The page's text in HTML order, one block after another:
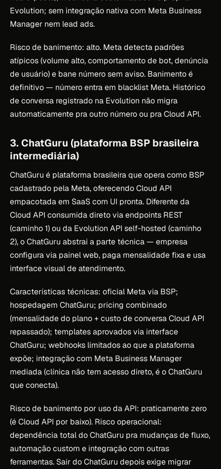
Evolution; sem integração nativa com Meta Business
Manager nem lead ads.
Risco de banimento: alto. Meta detecta padrões
atípicos (volume alto, comportamento de bot, denúncia
de usuário) e bane número sem aviso. Banimento é
definitivo — número entra em blacklist Meta. Histórico
de conversa registrado na Evolution não migra
automaticamente pra outro número ou pra Cloud API.
3. ChatGuru (plataforma BSP brasileira
intermediária)
ChatGuru é plataforma brasileira que opera como BSP
cadastrado pela Meta, oferecendo Cloud API
empacotada em SaaS com UI pronta. Diferente da
Cloud API consumida direto via endpoints REST
(caminho 1) ou da Evolution API self-hosted (caminho
2), o ChatGuru abstrai a parte técnica — empresa
configura via painel web, paga mensalidade fixa e usa
interface visual de atendimento.
Características técnicas: oficial Meta via BSP;
hospedagem ChatGuru; pricing combinado
(mensalidade do plano + custo de conversa Cloud API
repassado); templates aprovados via interface
ChatGuru; webhooks limitados ao que a plataforma
expõe; integração com Meta Business Manager
mediada (clínica não tem acesso direto, é o ChatGuru
que conecta).
Risco de banimento por uso da API: praticamente zero
(é Cloud API por baixo). Risco operacional:
dependência total do ChatGuru pra mudanças de fluxo,
automação custom e integração com outras
ferramentas. Sair do ChatGuru depois exige migrar